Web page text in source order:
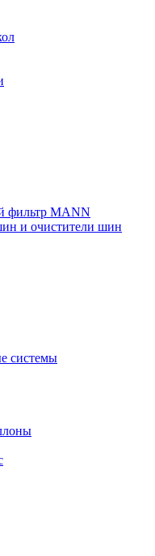
фильтр MANN
и очистители шин
системы